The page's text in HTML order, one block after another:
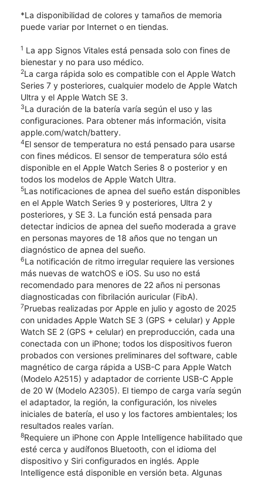
*La disponibilidad de colores y tamaños de memoria
puede variar por Internet o en tiendas.
1 La app Signos Vitales está pensada solo con fines de
bienestar y no para uso médico.
2La carga rápida solo es compatible con el Apple Watch
Series 7 y posteriores, cualquier modelo de Apple Watch
Ultra y el Apple Watch SE 3.
3La duración de la batería varía según el uso y las
configuraciones. Para obtener más información, visita
apple.com/watch/battery.
4El sensor de temperatura no está pensado para usarse
con fines médicos. El sensor de temperatura sólo está
disponible en el Apple Watch Series 8 o posterior y en
todos los modelos de Apple Watch Ultra.
5Las notificaciones de apnea del sueño están disponibles
en el Apple Watch Series 9 y posteriores, Ultra 2 y
posteriores, y SE 3. La función está pensada para
detectar indicios de apnea del sueño moderada a grave
en personas mayores de 18 años que no tengan un
diagnóstico de apnea del sueño.
6La notificación de ritmo irregular requiere las versiones
más nuevas de watchOS e iOS. Su uso no está
recomendado para menores de 22 años ni personas
diagnosticadas con fibrilación auricular (FibA).
7Pruebas realizadas por Apple en julio y agosto de 2025
con unidades Apple Watch SE 3 (GPS + celular) y Apple
Watch SE 2 (GPS + celular) en preproducción, cada una
conectada con un iPhone; todos los dispositivos fueron
probados con versiones preliminares del software, cable
magnético de carga rápida a USB-C para Apple Watch
(Modelo A2515) y adaptador de corriente USB-C Apple
de 20 W (Modelo A2305). El tiempo de carga varía según
el adaptador, la región, la configuración, los niveles
iniciales de batería, el uso y los factores ambientales; los
resultados reales varían.
8Requiere un iPhone con Apple Intelligence habilitado que
esté cerca y audífonos Bluetooth, con el idioma del
dispositivo y Siri configurados en inglés. Apple
Intelligence está disponible en versión beta. Algunas